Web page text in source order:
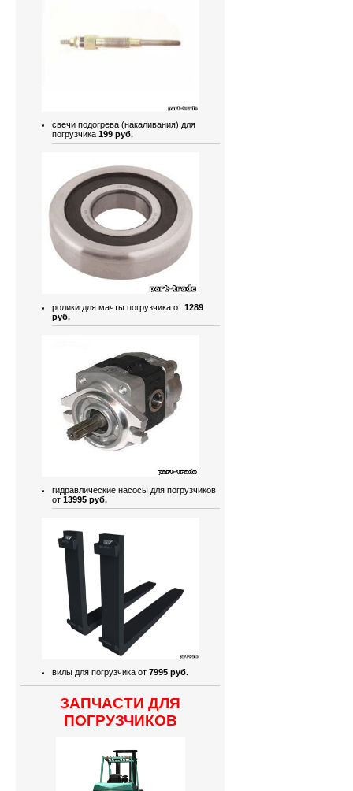
свечи подогрева (накаливания) для
погрузчика 199 руб.
ролики для мачты погрузчика от 1289
руб.
гидравлические насосы для погрузчиков
от 13995 руб.
вилы для погрузчика от 7995 руб.
ЗАПЧАСТИ ДЛЯ
ПОГРУЗЧИКОВ